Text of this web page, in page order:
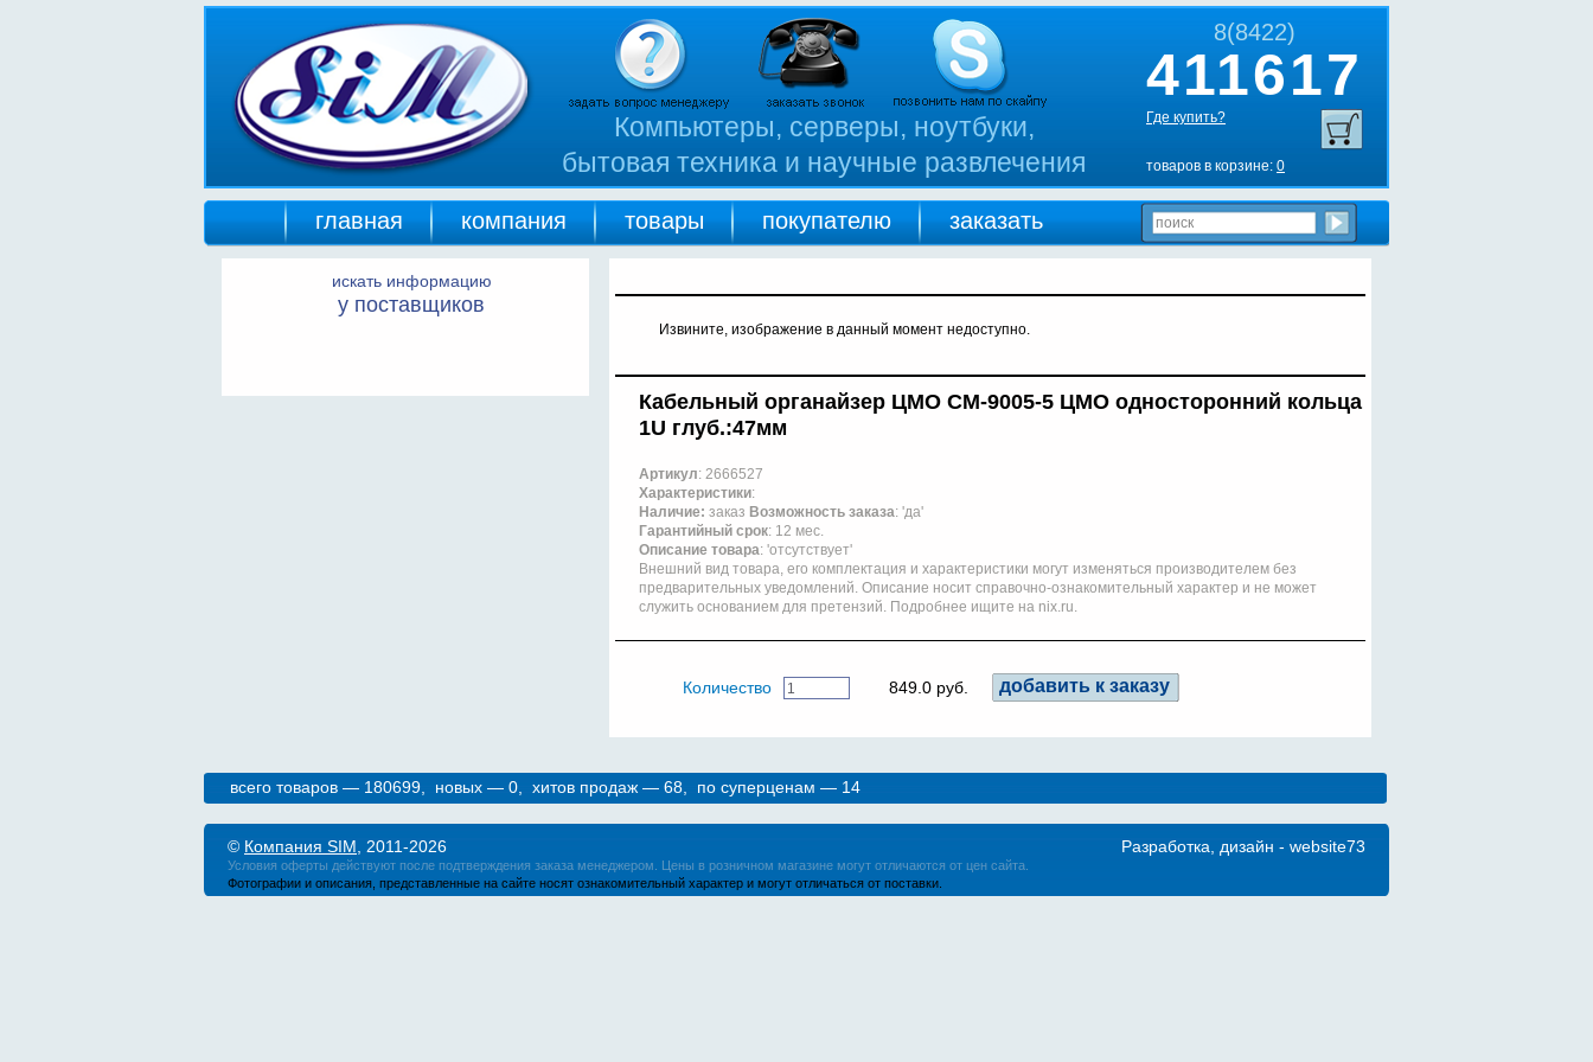
Компьютеры, серверы, ноутбуки,
бытовая техника и научные развлечения
8(8422)
411617
Где купить?
товаров в корзине: 0
главная компания товары покупателю заказать
искать информацию
у поставщиков
Извините, изображение в данный момент недоступно.
Кабельный органайзер ЦМО СМ-9005-5 ЦМО односторонний кольца
1U глуб.:47мм
Артикул: 2666527
Характеристики:
Наличие: заказ Возможность заказа: 'да'
Гарантийный срок: 12 мес.
Описание товара: 'отсутствует'
Внешний вид товара, его комплектация и характеристики могут изменяться производителем без
предварительных уведомлений. Описание носит справочно-ознакомительный характер и не может
служить основанием для претензий. Подробнее ищите на nix.ru.
Количество 849.0 руб.
всего товаров — 180699, новых — 0, хитов продаж — 68, по суперценам — 14
© Компания SIM , 2011-2026
Условия оферты действуют после подтверждения заказа менеджером. Цены в розничном магазине могут отличаются от цен сайта.
Фотографии и описания, представленные на сайте носят ознакомительный характер и могут отличаться от поставки.
Разработка, дизайн - website73